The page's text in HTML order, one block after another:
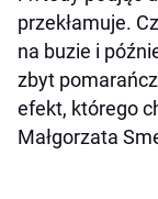
przekłamuje.
na buzie i
zbyt
efekt, którego
Małgorzata